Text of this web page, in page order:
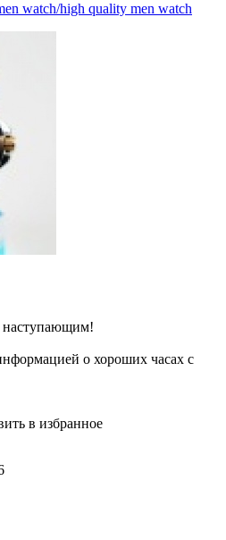
watch/high quality men watch
наступающим!
о хороших часах с
в избранное